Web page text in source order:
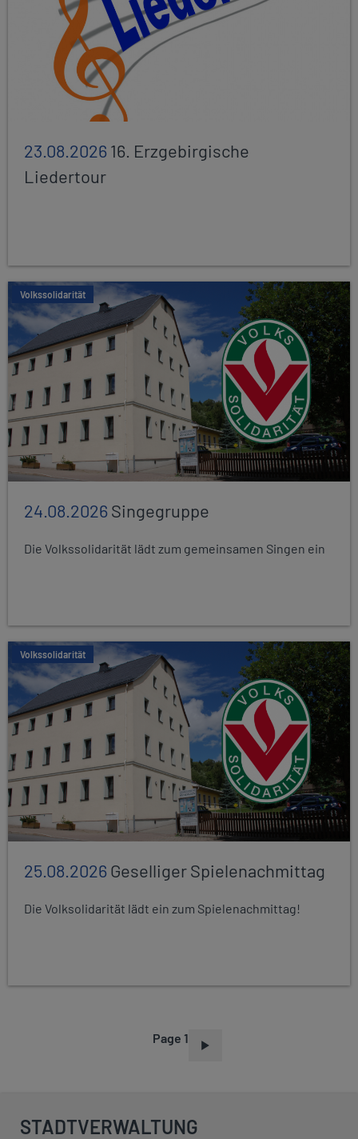
23.08.202616. Erzgebirgische
Liedertour
Volkssolidarität
24.08.2026Singegruppe
Die Volkssolidarität lädt zum gemeinsamen Singen ein
Volkssolidarität
25.08.2026Geselliger Spielenachmittag
Die Volksolidarität lädt ein zum Spielenachmittag!
Page 1
STADTVERWALTUNG